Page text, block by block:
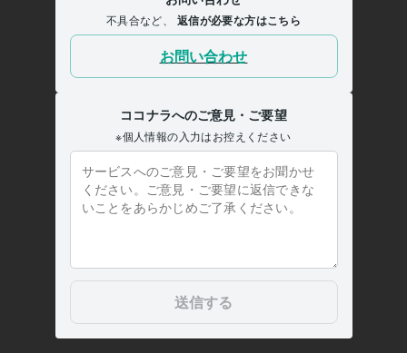
集客・マーケティング相談
■販売実績6000件超！電話相談のやり方
■30分で電話相談出品者の悩み聞きます ■一人ビジネスで成功する
■最速プラチナランク！20日間伴走します
電話相談 ココナラ 仕事 マーケティング ビジネス
経営
コンサルタント
1987年3月 ~ 1991年2月
大阪府私立上宮高等学校 1983年3月 ~ 1986年2月
人生経歴【自己紹介】part1 人生の主役『うさぴょん』
人生経歴【自己紹介】part2 人生の主役『うさぴょん』(^O^)/
年7月 ~ 現在
人生経歴【自己紹介】part4 人生の主役『うさぴょん』(^O^)/
人生経歴【自己紹介】part5 人生の主役『うさぴょん』(^O^)/
年7月 ~ 現在